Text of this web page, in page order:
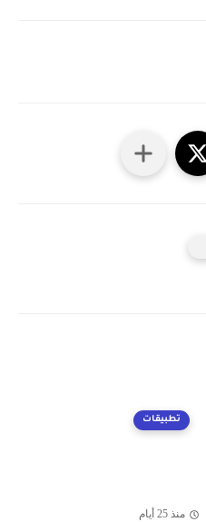
تطبيقات
منذ 25 أيام